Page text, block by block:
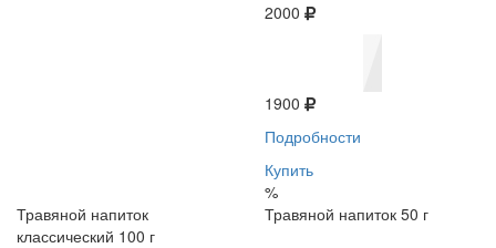
2000
1900
Подробности
Купить
%
Травяной напиток
классический 100 г
Травяной напиток 50 г